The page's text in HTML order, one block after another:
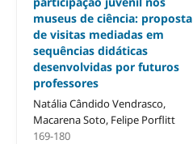
museus de ciência: proposta
de visitas mediadas em
sequências didáticas
desenvolvidas por futuros
professores
Natália Cândido Vendrasco,
Macarena Soto, Felipe Porflitt
169-180